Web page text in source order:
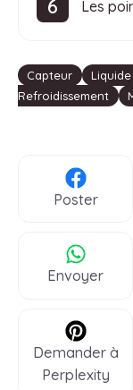
Les
Étiquettes
Capteur
Refroidissement
Poster
Envoyer
Demander à
Perplexity